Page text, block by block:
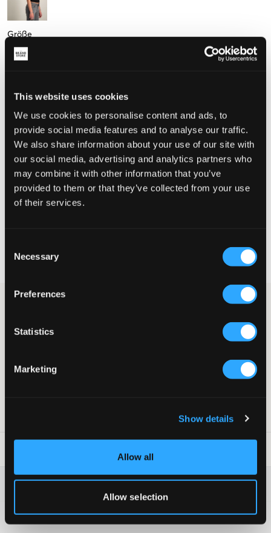
This website uses cookies
We use cookies to personalise content and ads, to
provide social media features and to analyse our traffic.
We also share information about your use of our site with
our social media, advertising and analytics partners who
may combine it with other information that you’ve
provided to them or that they’ve collected from your use
of their services.
Selection
Necessary
Preferences
Statistics
Marketing
Show details
Allow all
Allow selection
Größe
134-140 cm
übrig
170-176 cm
Wahrgenommene Größe
GRÖSSENBERATER
WÄHLEN SIE EINE GRÖSSE
Gratis versand über €69
Schwarzes Off-Shoulder-Top von LMTD. Dieses Top verleiht
deinem Alltagsoutfit ein bisschen Extra-Stil hinzuzufügen.
Kurzer Ärmel
Washing advice